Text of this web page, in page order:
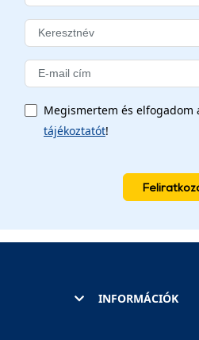
Megismertem és elfogadom
tájékoztatót!
INFORMÁCIÓK